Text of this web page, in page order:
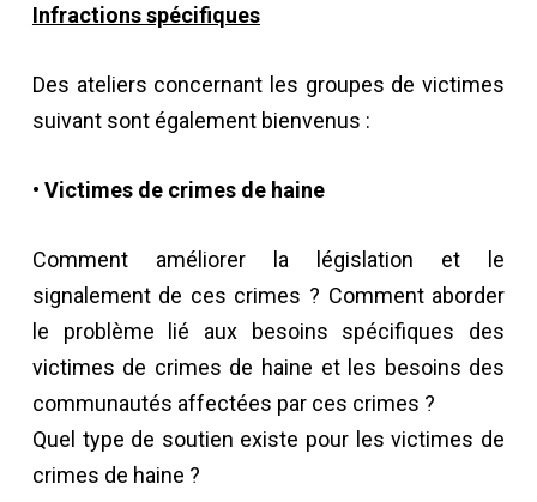
Infractions spécifiques
Des ateliers concernant les groupes de victimes
suivant sont également bienvenus :
• Victimes de crimes de haine
Comment améliorer la législation et le
signalement de ces crimes ? Comment aborder
le problème lié aux besoins spécifiques des
victimes de crimes de haine et les besoins des
communautés affectées par ces crimes ?
Quel type de soutien existe pour les victimes de
crimes de haine ?